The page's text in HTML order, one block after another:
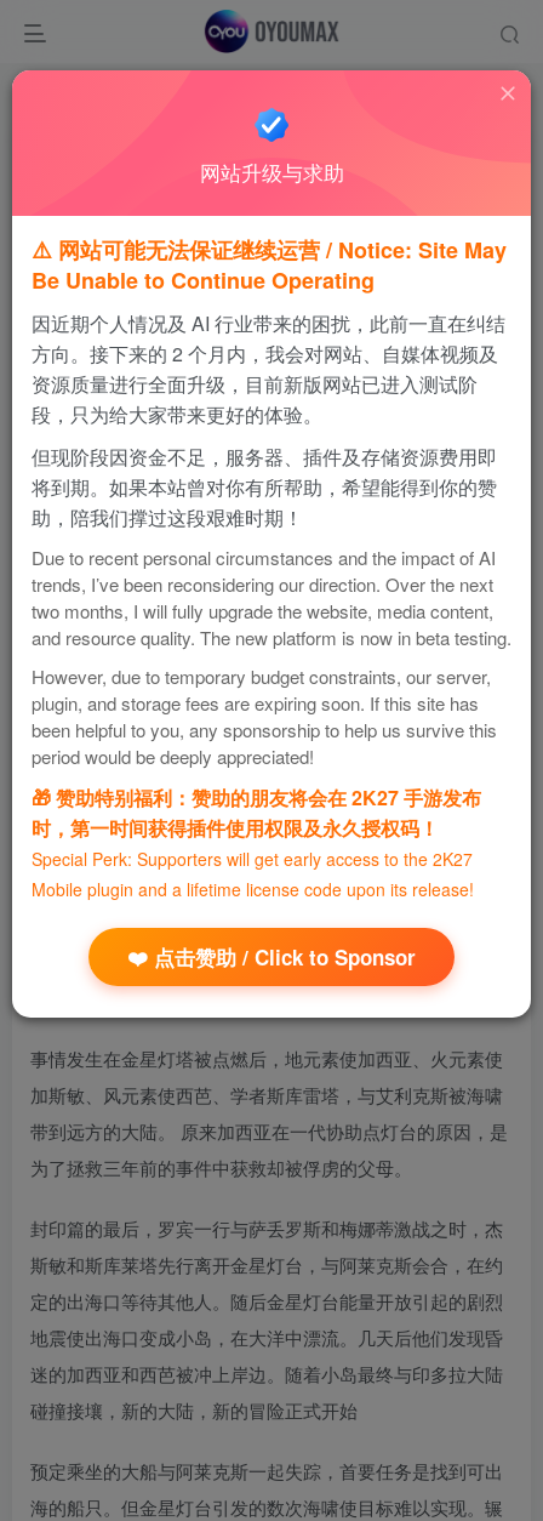
黄金太阳 失落的时代
GBA 汉化游戏
支持系统
iOS
版本
通用版
16 MB
452
任天堂公司2002发行的角色扮演游戏
《黄金太阳2失落的时代》是《黄金太阳：开启的封印》的续
事情发生在金星灯塔被点燃后，地元素使加西亚、火元素使
加斯敏、风元素使西芭、学者斯库雷塔，与艾利克斯被海啸
带到远方的大陆。 原来加西亚在一代协助点灯台的原因，是
为了拯救三年前的事件中获救却被俘虏的父母。
封印篇的最后，罗宾一行与萨丢罗斯和梅娜蒂激战之时，杰
斯敏和斯库莱塔先行离开金星灯台，与阿莱克斯会合，在约
定的出海口等待其他人。随后金星灯台能量开放引起的剧烈
地震使出海口变成小岛，在大洋中漂流。几天后他们发现昏
迷的加西亚和西芭被冲上岸边。随着小岛最终与印多拉大陆
碰撞接壤，新的大陆，新的冒险正式开始
预定乘坐的大船与阿莱克斯一起失踪，首要任务是找到可出
海的船只。但金星灯台引发的数次海啸使目标难以实现。辗
网站升级与求助
⚠️ 网站可能无法保证继续运营 / Notice: Site May
Be Unable to Continue Operating
因近期个人情况及 AI 行业带来的困扰，此前一直在纠结
方向。接下来的 2 个月内，我会对网站、自媒体视频及
资源质量进行全面升级，目前新版网站已进入测试阶
段，只为给大家带来更好的体验。
但现阶段因资金不足，服务器、插件及存储资源费用即
将到期。如果本站曾对你有所帮助，希望能得到你的赞
助，陪我们撑过这段艰难时期！
Due to recent personal circumstances and the impact of AI
trends, I’ve been reconsidering our direction. Over the next
two months, I will fully upgrade the website, media content,
and resource quality. The new platform is now in beta testing.
However, due to temporary budget constraints, our server,
plugin, and storage fees are expiring soon. If this site has
been helpful to you, any sponsorship to help us survive this
period would be deeply appreciated!
🎁 赞助特别福利：赞助的朋友将会在 2K27 手游发布
时，第一时间获得插件使用权限及永久授权码！
Special Perk: Supporters will get early access to the 2K27
Mobile plugin and a lifetime license code upon its release!
❤️ 点击赞助 / Click to Sponsor